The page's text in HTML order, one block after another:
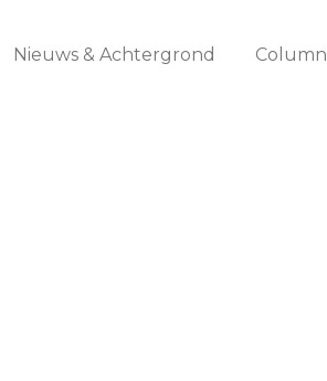
Nieuws & Achtergrond